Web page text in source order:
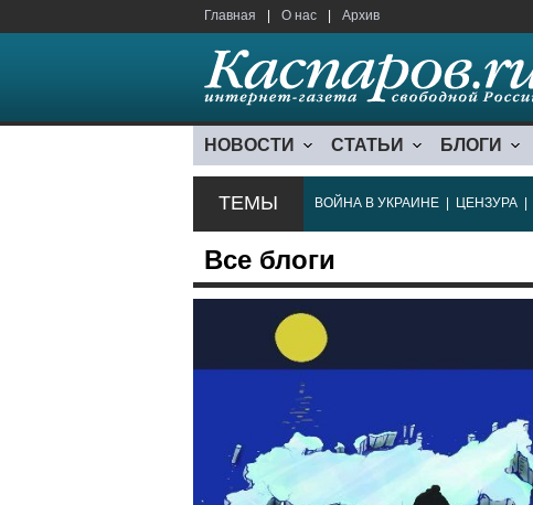
Главная О нас Архив
НОВОСТИ СТАТЬИ БЛОГИ
ТЕМЫ ВОЙНА В УКРАИНЕ ЦЕНЗУРА
Все блоги